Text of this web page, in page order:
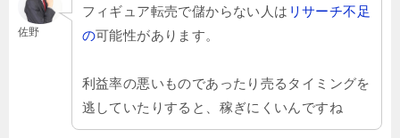
佐野
フィギュア転売で儲からない人は リサーチ不足
の可能性があります。
利益率の悪いものであったり売るタイミングを
逃していたりすると、稼ぎにくいんですね